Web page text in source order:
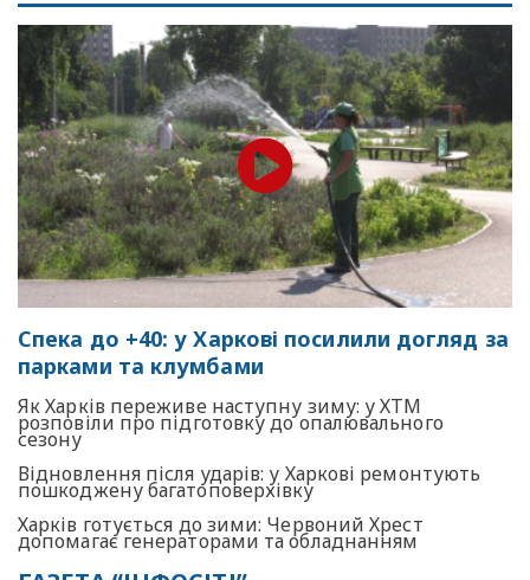
Спека до +40: у Харкові посилили догляд за
парками та клумбами
Як Харків переживе наступну зиму: у ХТМ
розповіли про підготовку до опалювального
сезону
Відновлення після ударів: у Харкові ремонтують
пошкоджену багатоповерхівку
Харків готується до зими: Червоний Хрест
допомагає генераторами та обладнанням